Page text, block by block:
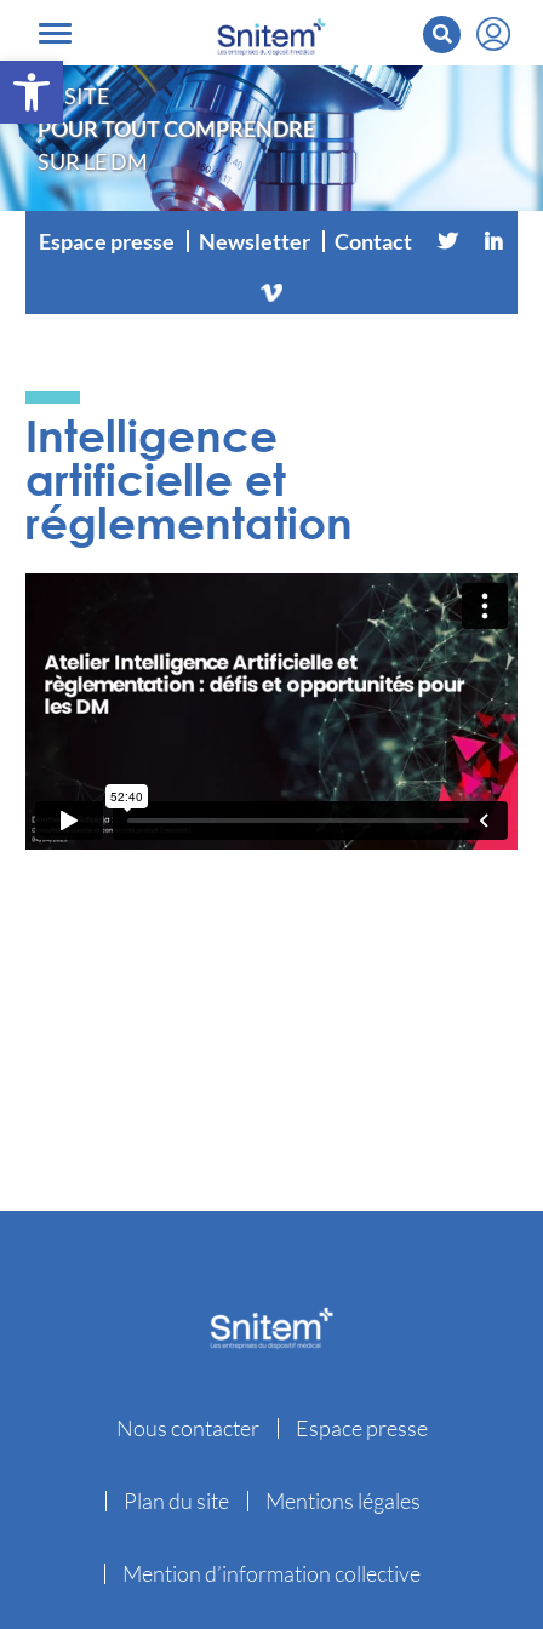
Ouvrir la barre d’outils
LE SITE
POUR TOUT COMPRENDRE
SUR LE DM
Espace presse Newsletter Contact
Intelligence
artificielle et
réglementation
Nous contacter Espace presse
Plan du site Mentions légales
Mention d’information collective